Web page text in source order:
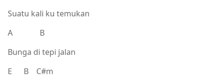
Suatu kali ku temukan
A B
Bunga di tepi jalan
E B C#m